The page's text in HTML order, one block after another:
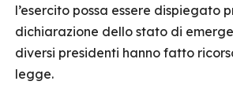
l’esercito possa essere dispiegato
dichiarazione dello stato di
diversi presidenti hanno fatto
legge.